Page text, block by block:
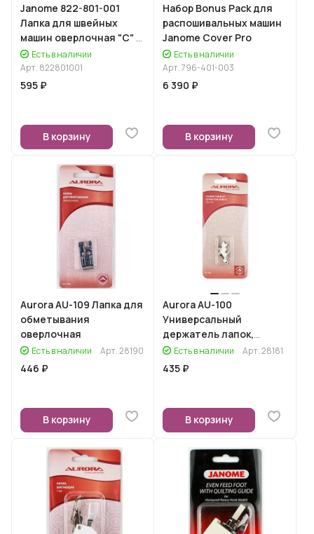
Janome 822-801-001
Лапка для швейных
машин оверлочная "C" с
кисточкой
Есть в наличии
Арт. 822801001
595 ₽
В корзину
Набор Bonus Pack для
распошивальных машин
Janome Cover Pro
Есть в наличии
Арт.796-401-003
6 390 ₽
В корзину
Aurora AU-109 Лапка для
обметывания
оверлочная
Есть в наличии Арт.28190
446 ₽
В корзину
Aurora AU-100
Универсальный
держатель лапок,
адаптер
Есть в наличии Арт.28181
435 ₽
В корзину